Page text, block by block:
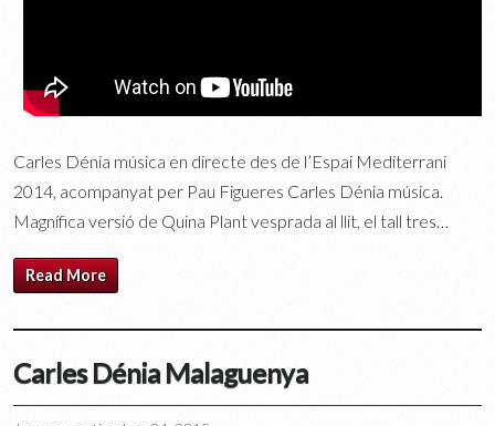
Carles Dénia música en directe des de l’Espai Mediterrani
2014, acompanyat per Pau Figueres Carles Dénia música.
Magnífica versió de Quina Plant vesprada al llit, el tall tres…
Read More
Carles Dénia Malaguenya